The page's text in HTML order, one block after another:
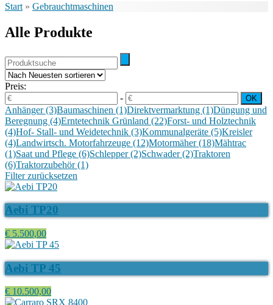
Start » Gebrauchtmaschinen
Alle Produkte
Preis:
-
Anhänger(3)Baumaschinen (1)Direktvermarktung (1)Düngung und
Beregnung (4)Erntetechnik Grünland (22)Forst- und Holztechnik
(4)Hof- Stall- und Weidetechnik (3)Kommunalgeräte (5)Kreisler
(4)Landwirtsch. Motorfahrzeuge (12)Motormäher(18)Mähtrac
(1)Saat und Pflege (6)Schlepper(2)Schwader(2)Traktoren
(6)Traktorzubehör(1)
Filter zurücksetzen
Aebi TP20
€ 5.500,00
Aebi TP 45
€ 10.500,00